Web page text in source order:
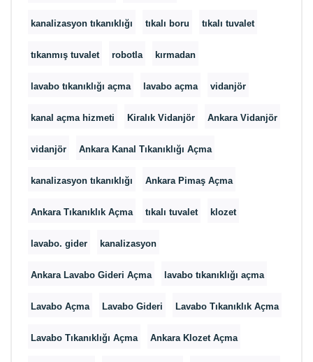
kanalizasyon tıkanıklığı tıkalı boru tıkalı tuvalet
tıkanmış tuvalet robotla kırmadan
lavabo tıkanıklığı açma lavabo açma vidanjör
kanal açma hizmeti Kiralık Vidanjör Ankara Vidanjör
vidanjör Ankara Kanal Tıkanıklığı Açma
kanalizasyon tıkanıklığı Ankara Pimaş Açma
Ankara Tıkanıklık Açma tıkalı tuvalet klozet
lavabo. gider kanalizasyon
Ankara Lavabo Gideri Açma lavabo tıkanıklığı açma
Lavabo Açma Lavabo Gideri Lavabo Tıkanıklık Açma
Lavabo Tıkanıklığı Açma Ankara Klozet Açma